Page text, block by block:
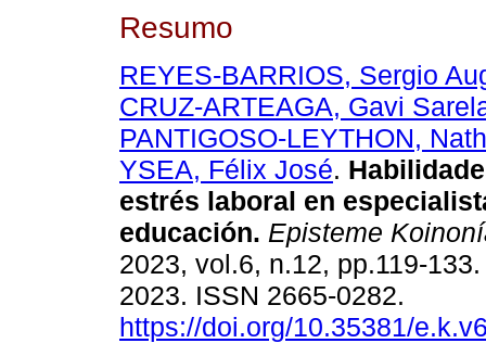
Resumo
REYES-BARRIOS, Sergio
CRUZ-ARTEAGA, Gavi
PANTIGOSO-LEYTHON,
YSEA, Félix José.
estrés laboral en
educación. Episteme
2023, vol.6, n.12, pp.119-
2023. ISSN 2665-0282.
https://doi.org/10.35381/